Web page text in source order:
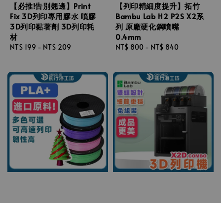
【必推!告別翹邊】Print
Fix 3D列印專用膠水 噴膠
3D列印黏著劑 3D列印耗
材
Regular
NT$ 199 - NT$ 209
【列印精細度提升】拓竹
Bambu Lab H2 P2S X2系
列 原廠硬化鋼噴嘴
0.4mm
Regular
NT$ 800 - NT$ 840